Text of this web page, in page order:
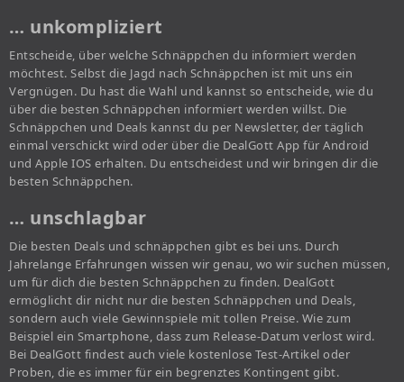
… unkompliziert
Entscheide, über welche Schnäppchen du informiert werden
möchtest. Selbst die Jagd nach Schnäppchen ist mit uns ein
Vergnügen. Du hast die Wahl und kannst so entscheide, wie du
über die besten Schnäppchen informiert werden willst. Die
Schnäppchen und Deals kannst du per Newsletter, der täglich
einmal verschickt wird oder über die DealGott App für Android
und Apple IOS erhalten. Du entscheidest und wir bringen dir die
besten Schnäppchen.
… unschlagbar
Die besten Deals und schnäppchen gibt es bei uns. Durch
Jahrelange Erfahrungen wissen wir genau, wo wir suchen müssen,
um für dich die besten Schnäppchen zu finden. DealGott
ermöglicht dir nicht nur die besten Schnäppchen und Deals,
sondern auch viele Gewinnspiele mit tollen Preise. Wie zum
Beispiel ein Smartphone, dass zum Release-Datum verlost wird.
Bei DealGott findest auch viele kostenlose Test-Artikel oder
Proben, die es immer für ein begrenztes Kontingent gibt.